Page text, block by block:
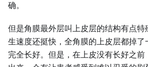
确。
但是角膜最外层叫上皮层的结构有点
生速度还挺快，全角膜的上皮层都掉了
完全长好。但是，在上皮没有长好之